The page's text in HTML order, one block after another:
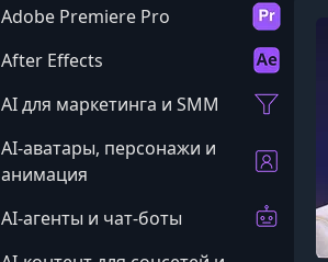
Adobe Premiere Pro
After Effects
AI для маркетинга и SMM
AI-аватары, персонажи и
анимация
AI-агенты и чат-боты